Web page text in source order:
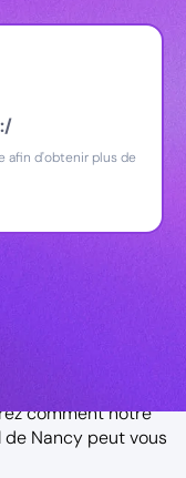
afin d'obtenir plus de
comment notre
Nancy peut vous